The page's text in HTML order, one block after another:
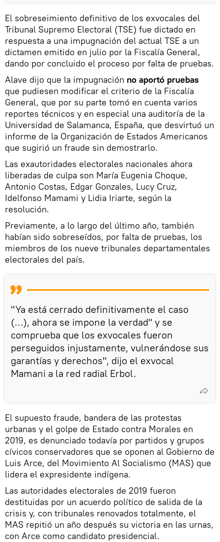
El sobreseimiento definitivo de los exvocales del
Tribunal Supremo Electoral (TSE) fue dictado en
respuesta a una impugnación del actual TSE a un
dictamen emitido en julio por la Fiscalía General,
dando por concluido el proceso por falta de pruebas.
Alave dijo que la impugnación no aportó pruebas
que pudiesen modificar el criterio de la Fiscalía
General, que por su parte tomó en cuenta varios
reportes técnicos y en especial una auditoría de la
Universidad de Salamanca, España, que desvirtuó un
informe de la Organización de Estados Americanos
que sugirió un fraude sin demostrarlo.
Las exautoridades electorales nacionales ahora
liberadas de culpa son María Eugenia Choque,
Antonio Costas, Edgar Gonzales, Lucy Cruz,
Idelfonso Mamami y Lidia Iriarte, según la
resolución.
Previamente, a lo largo del último año, también
habían sido sobreseídos, por falta de pruebas, los
miembros de los nueve tribunales departamentales
electorales del país.
"Ya está cerrado definitivamente el caso
(…), ahora se impone la verdad" y se
comprueba que los exvocales fueron
perseguidos injustamente, vulnerándose sus
garantías y derechos", dijo el exvocal
Mamani a la red radial Erbol.
El supuesto fraude, bandera de las protestas
urbanas y el golpe de Estado contra Morales en
2019, es denunciado todavía por partidos y grupos
cívicos conservadores que se oponen al Gobierno de
Luis Arce, del Movimiento Al Socialismo (MAS) que
lidera el expresidente indígena.
Las autoridades electorales de 2019 fueron
destituidas por un acuerdo político de salida de la
crisis y, con tribunales renovados totalmente, el
MAS repitió un año después su victoria en las urnas,
con Arce como candidato presidencial.